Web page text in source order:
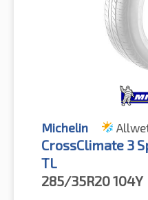
Michelin
CrossClimate 3
TL
285/35R20104Y